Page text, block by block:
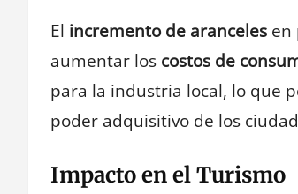
El incremento de aranceles en
aumentar los costos de
para la industria local, lo que
poder adquisitivo de los
Impacto en el Turismo